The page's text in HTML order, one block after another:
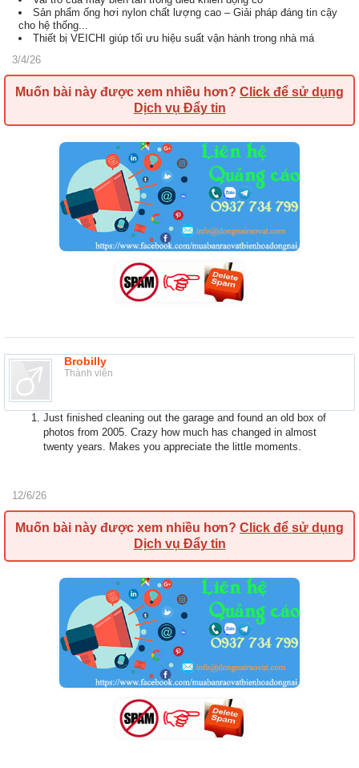
Sản phẩm ống hơi nylon chất lượng cao – Giải pháp đáng tin cậy
cho hệ thống...
Thiết bị VEICHI giúp tối ưu hiệu suất vận hành trong nhà má
3/4/26
Muốn bài này được xem nhiều hơn? Click để sử dụng
Dịch vụ Đẩy tin
Brobilly
Thành viên
Just finished cleaning out the garage and found an old box of
photos from 2005. Crazy how much has changed in almost
twenty years. Makes you appreciate the little moments.
12/6/26
Muốn bài này được xem nhiều hơn? Click để sử dụng
Dịch vụ Đẩy tin